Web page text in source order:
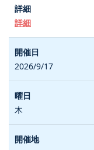
詳細
2026/9/17
木